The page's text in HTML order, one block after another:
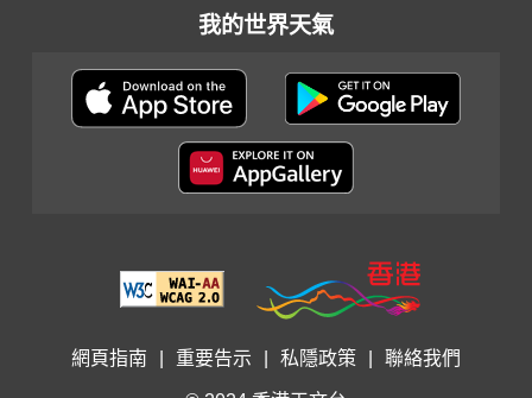
我的世界天氣
網頁指南 重要告示 私隱政策 聯絡我們